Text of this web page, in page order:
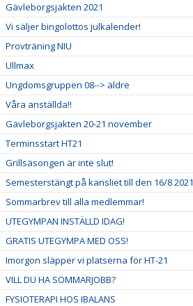
Gävleborgsjakten 2021
Vi säljer bingolottos julkalender!
Provträning NIU
Ullmax
Ungdomsgruppen 08--> äldre
Våra anställda!!
Gävleborgsjakten 20-21 november
Terminsstart HT21
Grillsäsongen är inte slut!
Semesterstängt på kansliet till den 16/8 2021
Sommarbrev till alla medlemmar!
UTEGYMPAN INSTÄLLD IDAG!
GRATIS UTEGYMPA MED OSS!
Imorgon släpper vi platserna för HT-21
VILL DU HA SOMMARJOBB?
FYSIOTERAPI HOS IBALANS